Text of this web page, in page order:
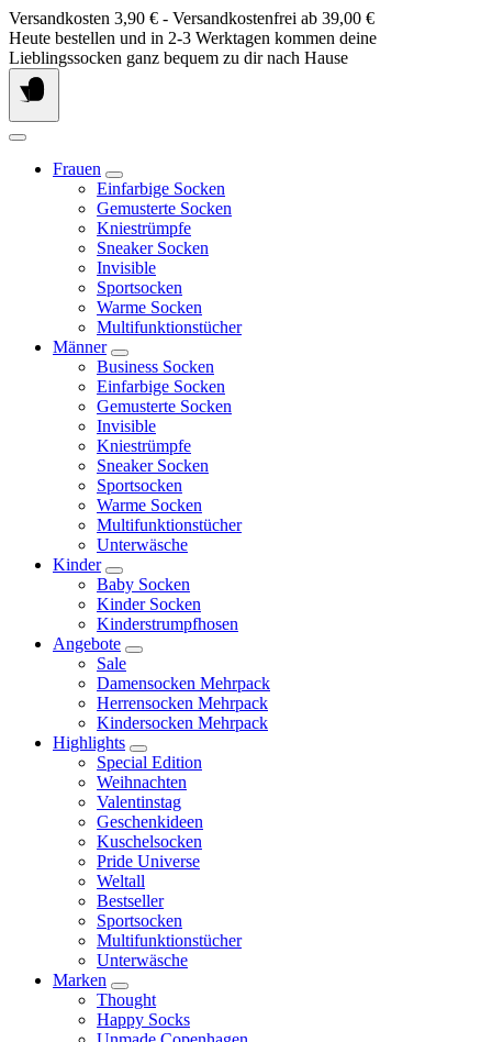
Springe
zum
Inhalt
Versandkosten 3,90 € - Versandkostenfrei ab 39,00 €
Heute bestellen und in 2-3 Werktagen kommen deine
Lieblingssocken ganz bequem zu dir nach Hause
Frauen
Einfarbige Socken
Gemusterte Socken
Kniestrümpfe
Sneaker Socken
Invisible
Sportsocken
Warme Socken
Multifunktionstücher
Männer
Business Socken
Einfarbige Socken
Gemusterte Socken
Invisible
Kniestrümpfe
Sneaker Socken
Sportsocken
Warme Socken
Multifunktionstücher
Unterwäsche
Kinder
Baby Socken
Kinder Socken
Kinderstrumpfhosen
Angebote
Sale
Damensocken Mehrpack
Herrensocken Mehrpack
Kindersocken Mehrpack
Highlights
Special Edition
Weihnachten
Valentinstag
Geschenkideen
Kuschelsocken
Pride Universe
Weltall
Bestseller
Sportsocken
Multifunktionstücher
Unterwäsche
Marken
Thought
Happy Socks